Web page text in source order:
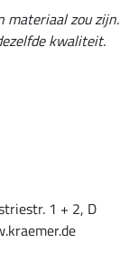
materiaal zou zijn.
kwaliteit.
1 + 2, D